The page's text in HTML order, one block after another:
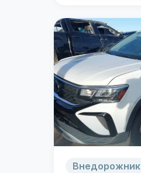
Внедорожник